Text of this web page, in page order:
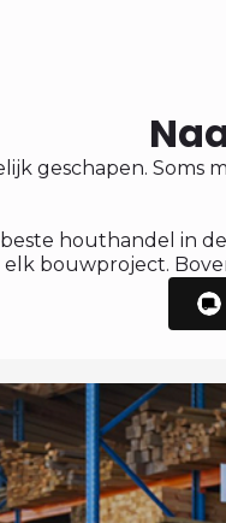
geschapen. Soms
houthandel in
bouwproject.